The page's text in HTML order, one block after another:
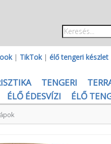
| TikTok| élő tengeri készlet
TENGERI
ÉLŐ ÉDESVÍZI
ÉLŐ